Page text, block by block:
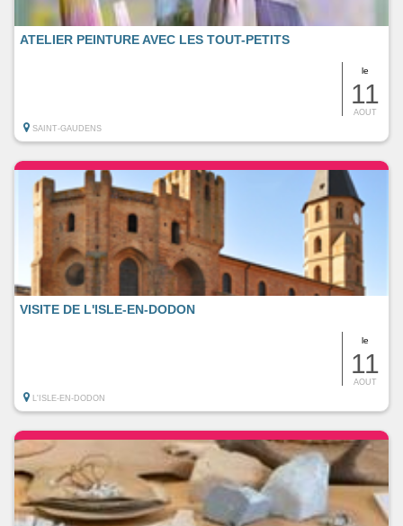
le
11
AOUT
ATELIER PEINTURE AVEC LES TOUT-PETITS
SAINT-GAUDENS
le
11
AOUT
VISITE DE L'ISLE-EN-DODON
L'ISLE-EN-DODON